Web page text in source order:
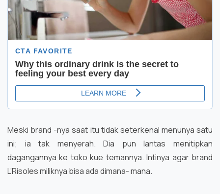
Meski brand -nya saat itu tidak seterkenal menunya satu
ini; ia tak menyerah. Dia pun lantas menitipkan
dagangannya ke toko kue temannya. Intinya agar brand
L’Risoles miliknya bisa ada dimana- mana.